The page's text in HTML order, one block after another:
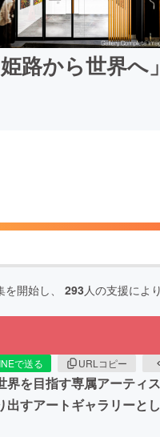
姫路から世界
を開始し、 293人の支援により
で送る URLコピー
界を目指す専属アーテ
すアートギャラリーと